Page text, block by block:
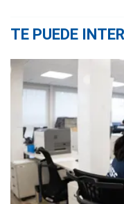
TE PUEDE